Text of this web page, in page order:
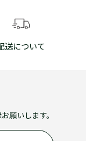
送について
願いします。